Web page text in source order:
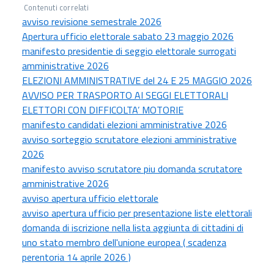
Contenuti correlati
avviso revisione semestrale 2026
Apertura ufficio elettorale sabato 23 maggio 2026
manifesto presidentie di seggio elettorale surrogati
amministrative 2026
ELEZIONI AMMINISTRATIVE del 24 E 25 MAGGIO 2026
AVVISO PER TRASPORTO AI SEGGI ELETTORALI
ELETTORI CON DIFFICOLTA’ MOTORIE
manifesto candidati elezioni amministrative 2026
avviso sorteggio scrutatore elezioni amministrative
2026
manifesto avviso scrutatore piu domanda scrutatore
amministrative 2026
avviso apertura ufficio elettorale
avviso apertura ufficio per presentazione liste elettorali
domanda di iscrizione nella lista aggiunta di cittadini di
uno stato membro dell'unione europea ( scadenza
perentoria 14 aprile 2026 )